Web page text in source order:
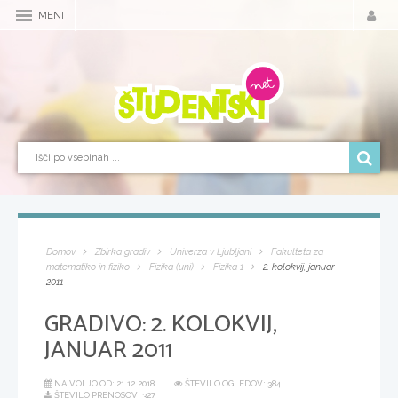
MENI
Domov Zbirka gradiv Univerza v Ljubljani
Fakulteta za
matematiko in fiziko
Fizika (uni) Fizika 1
2. kolokvij, januar
2011
GRADIVO:2. KOLOKVIJ,
JANUAR 2011
NA VOLJO OD: 21.12.2018
ŠTEVILO OGLEDOV: 384
ŠTEVILO PRENOSOV: 327